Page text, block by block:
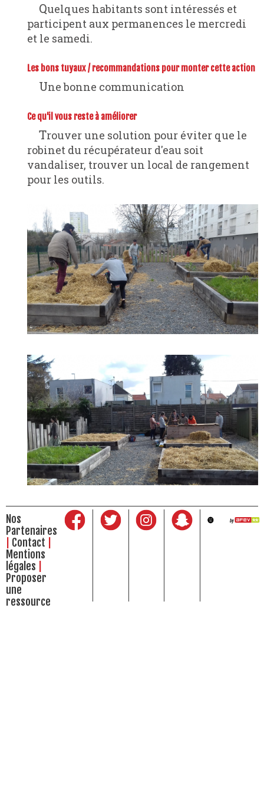
Quelques habitants sont intéressés et
participent aux permanences le mercredi
et le samedi.
Les bons tuyaux / recommandations pour monter cette action
Une bonne communication
Ce qu'il vous reste à améliorer
Trouver une solution pour éviter que le
robinet du récupérateur d'eau soit
vandaliser, trouver un local de rangement
pour les outils.
Nos
Partenaires
Contact
Mentions
légales
Proposer
une
ressource